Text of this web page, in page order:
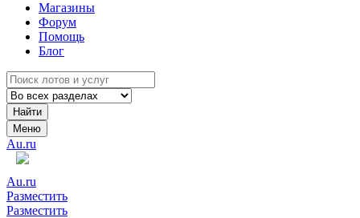
Магазины
Форум
Помощь
Блог
Найти
Меню
Au.ru
Au.ru
Разместить
Разместить